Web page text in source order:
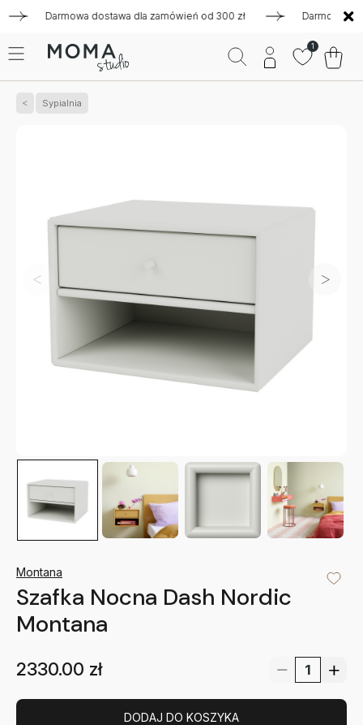
Darmowa dostawa dla zamówień od 300 zł Darmowa
1
Sypialnia
Montana
Szafka Nocna Dash Nordic
Montana
2330.00 zł
DODAJ DO KOSZYKA